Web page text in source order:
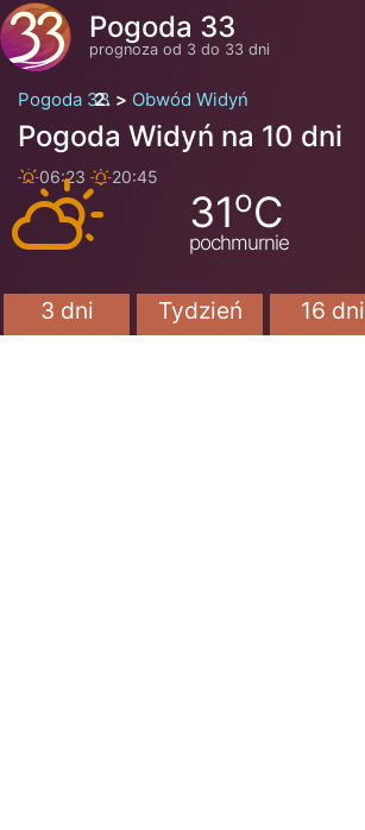
Pogoda 33
prognoza od 3 do 33 dni
Pogoda 33 Obwód Widyń
Pogoda Widyń na 10 dni
06:23 20:45
31oC
pochmurnie
3 dni Tydzień 16 dni